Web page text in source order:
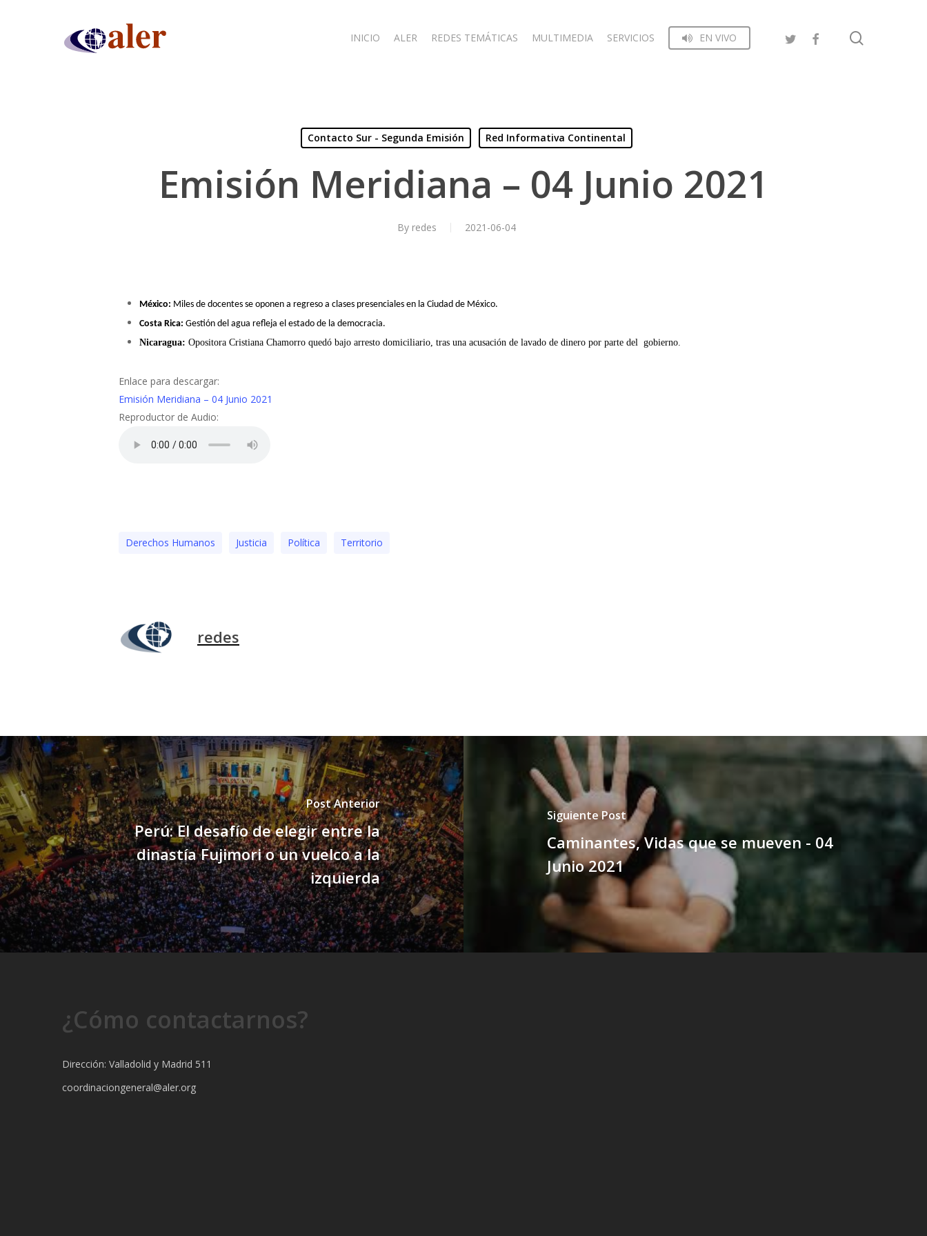
Presiona "ENTER" para buscar o "ESC" para cerrar
INICIO ALER REDES TEMÁTICAS MULTIMEDIA SERVICIOS EN VIVO
Contacto Sur - Segunda Emisión Red Informativa Continental
Emisión Meridiana – 04 Junio 2021
By redes 2021-06-04
México: Miles de docentes se oponen a regreso a clases presenciales en la Ciudad de México.
Costa Rica: Gestión del agua refleja el estado de la democracia.
Nicaragua: Opositora Cristiana Chamorro quedó bajo arresto domiciliario, tras una acusación de lavado de dinero por parte del gobierno.
Enlace para descargar:
Emisión Meridiana – 04 Junio 2021
Reproductor de Audio:
Derechos Humanos Justicia Polí­tica Territorio
redes
Post Anterior
Perú: El desafío de elegir entre la
dinastía Fujimori o un vuelco a la
izquierda
Siguiente Post
Caminantes, Vidas que se mueven - 04
Junio 2021
¿Cómo contactarnos?
Dirección: Valladolid y Madrid 511
coordinaciongeneral@aler.org